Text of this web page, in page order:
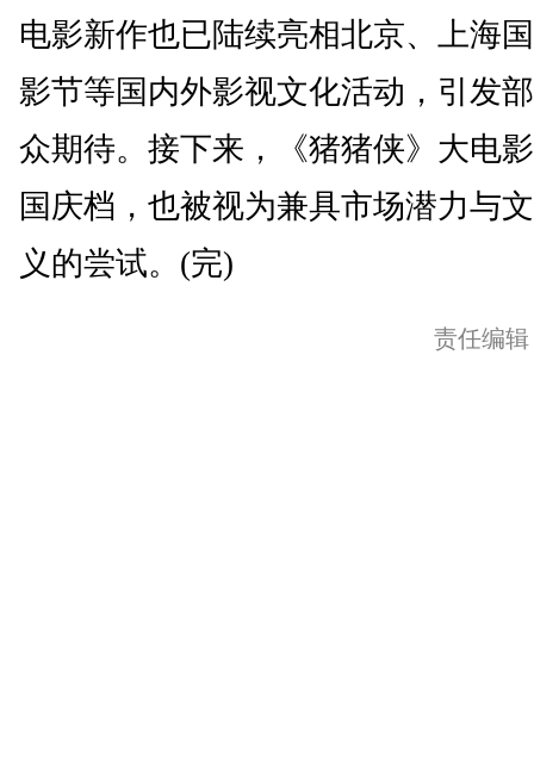
电影新作也已陆续亮相北京、上海
影节等国内外影视文化活动，引发
众期待。接下来，《猪猪侠》大电
国庆档，也被视为兼具市场潜力与
义的尝试。(完)
责任编